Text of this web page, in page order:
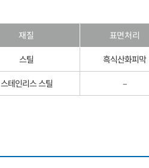
재질
표면처리
스틸
흑식산화피막
스테인리스 스틸 –